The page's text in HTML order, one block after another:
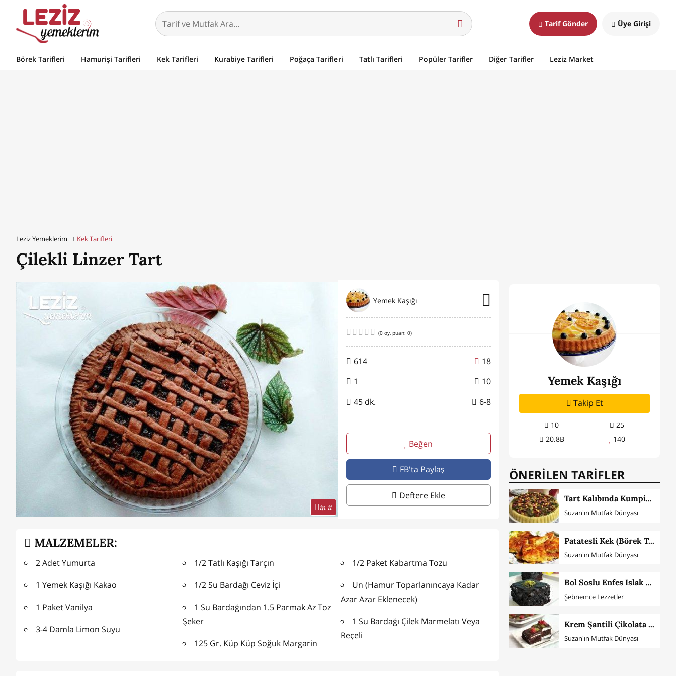
Tarif Gönder Üye Girişi
Börek Tarifleri Hamurişi Tarifleri Kek Tarifleri Kurabiye Tarifleri Poğaça Tarifleri Tatlı Tarifleri Popüler Tarifler Diğer Tarifler Leziz Market
Leziz Yemeklerim Kek Tarifleri
Çilekli Linzer Tart
in it
Yemek Kaşığı
(0 oy, puan: 0)
614
18
1
10
45 dk.
6-8
Beğen
FB'ta Paylaş
Deftere Ekle
MALZEMELER:
2 Adet Yumurta
1 Yemek Kaşığı Kakao
1 Paket Vanilya
3-4 Damla Limon Suyu
1/2 Tatlı Kaşığı Tarçın
1/2 Su Bardağı Ceviz İçi
1 Su Bardağından 1.5 Parmak Az Toz
Şeker
125 Gr. Küp Küp Soğuk Margarin
1/2 Paket Kabartma Tozu
Un (Hamur Toparlanıncaya Kadar
Azar Azar Eklenecek)
1 Su Bardağı Çilek Marmelatı Veya
Reçeli
Yemek Kaşığı
Takip Et
10
25
20.8B
140
ÖNERİLEN TARİFLER
Tart Kalıbında Kumpir Tarifi
Suzan'ın Mutfak Dünyası
Patatesli Kek (Börek Tadında)
Suzan'ın Mutfak Dünyası
Bol Soslu Enfes Islak Kek
Şebnemce Lezzetler
Krem Şantili Çikolata Soslu Kek
Suzan'ın Mutfak Dünyası